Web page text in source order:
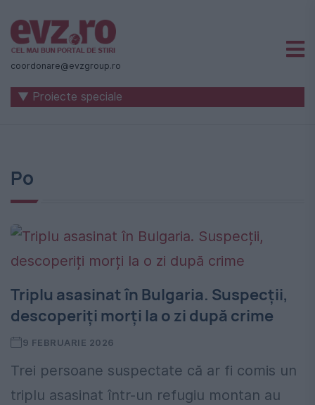
Știri
naționale
internaționale
-
Evenimentul
Zilei
coordonare@evzgroup.ro
▼ Proiecte speciale
Po
Triplu asasinat în Bulgaria. Suspecții,
descoperiți morți la o zi după crime
9 FEBRUARIE 2026
Trei persoane suspectate că ar fi comis un
triplu asasinat într-un refugiu montan au